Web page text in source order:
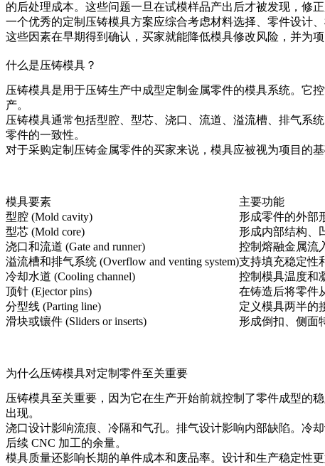
的后处理成本。这些问题一旦在试模样品产出后才被发现，修正
一个优秀的定制压铸模具方案应综合考虑材料选择、零件设计
这些因素在早期得到确认，买家就能降低模具修改风险，并为项
什么是压铸模具？
压铸模具是用于压铸生产中成型定制金属零件的模具系统。它
产。
压铸模具通常包括型腔、型芯、浇口、流道、溢流槽、排气系
零件的一致性。
对于采购定制压铸金属零件的买家来说，模具应被视为项目的
模具要素 主要功能
型腔 (Mold cavity)
形成零件的外部
型芯 (Mold core)
形成内部结构、
浇口和流道 (Gate and runner)
控制熔融金属流
溢流槽和排气系统 (Overflow and venting system)支持填充稳定性
冷却水道 (Cooling channel)
控制模具温度和
顶针 (Ejector pins)
在铸造后将零件
分型线 (Parting line)
定义模具两半的
滑块或镶件 (Sliders or inserts)
形成倒扣、侧面
为什么压铸模具对定制零件至关重要
压铸模具至关重要，因为它在生产开始前就控制了零件成型的
出现。
浇口设计影响流痕、冷隔和气孔。排气设计影响内部缺陷。冷
后续 CNC 加工的余量。
模具质量还影响长期的单件成本和废品率。设计和生产稳定性